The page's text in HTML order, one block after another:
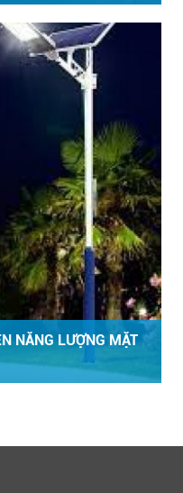
NĂNG LƯỢNG MẶT